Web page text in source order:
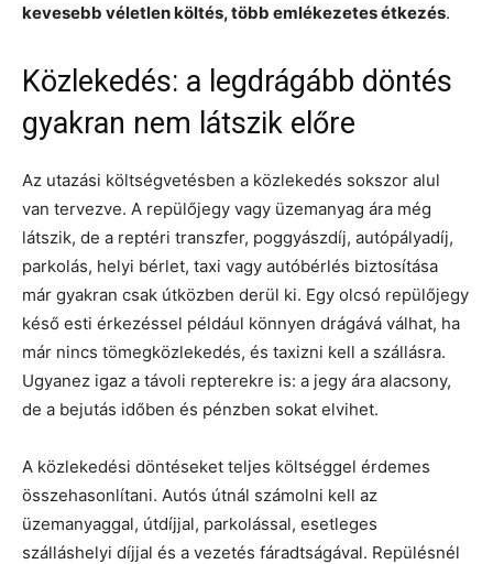
kevesebb véletlen költés, több emlékezetes étkezés.
Közlekedés: a legdrágább döntés
gyakran nem látszik előre
Az utazási költségvetésben a közlekedés sokszor alul
van tervezve. A repülőjegy vagy üzemanyag ára még
látszik, de a reptéri transzfer, poggyászdíj, autópályadíj,
parkolás, helyi bérlet, taxi vagy autóbérlés biztosítása
már gyakran csak útközben derül ki. Egy olcsó repülőjegy
késő esti érkezéssel például könnyen drágává válhat, ha
már nincs tömegközlekedés, és taxizni kell a szállásra.
Ugyanez igaz a távoli repterekre is: a jegy ára alacsony,
de a bejutás időben és pénzben sokat elvihet.
A közlekedési döntéseket teljes költséggel érdemes
összehasonlítani. Autós útnál számolni kell az
üzemanyaggal, útdíjjal, parkolással, esetleges
szálláshelyi díjjal és a vezetés fáradtságával. Repülésnél